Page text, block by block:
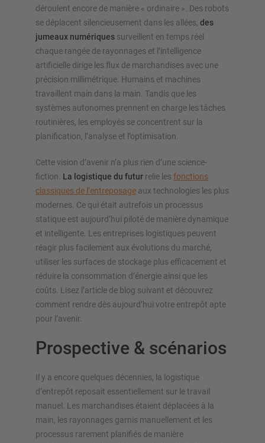
déroulent encore de manière « ordinaire ». Des robots
se déplacent silencieusement dans les allées, des
jumeaux numériques surveillent en temps réel
chaque rangée de rayonnages et l’intelligence
artificielle dirige les flux de marchandises avec une
précision millimétrique. Humains et machines
travaillent main dans la main. Tandis que les
systèmes autonomes prennent en charge les tâches
routinières, les employés se concentrent sur la
planification, l’analyse et l’optimisation.
Cette vision d’avenir n’a plus rien d’une science-
fiction. La logistique du futur relie les fonctions
classiques de l’entreposage aux technologies les plus
modernes. Ce qui était autrefois un processus
statique est aujourd’hui piloté de manière dynamique
et intelligente. Les entreprises logistiques peuvent
réagir plus facilement aux évolutions du marché,
utiliser les surfaces de stockage plus efficacement et
réduire la consommation d’énergie ainsi que les
coûts. Lisez l’article de blog suivant et découvrez
comment rendre dès aujourd’hui votre entrepôt apte
pour l’avenir.
Prospective & scénarios
Il y a encore quelques décennies, la logistique
d’entrepôt reposait essentiellement sur le travail
manuel. Les marchandises étaient déplacées à la
main, les rayonnages garnis manuellement et les
processus rarement planifiés de manière
Rayonnages mobiles
Stockage automatique
Hall de stockage
Mezzanines
Rayonnage vertical
nos configurateurs – y compris la demande directe
Configurer le rayonnage maintenant